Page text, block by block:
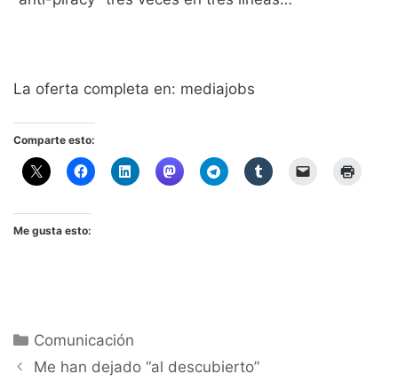
La oferta completa en: mediajobs
Comparte esto:
Me gusta esto:
Categorías
Comunicación
Me han dejado “al descubierto”